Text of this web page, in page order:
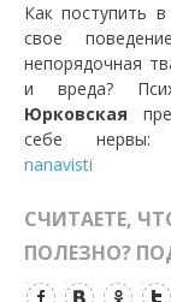
Как поступить
свое
непорядочная
и вреда?
Юрковская
себе нервы:
nanavisti
СЧИТАЕТЕ,
ПОЛЕЗНО?